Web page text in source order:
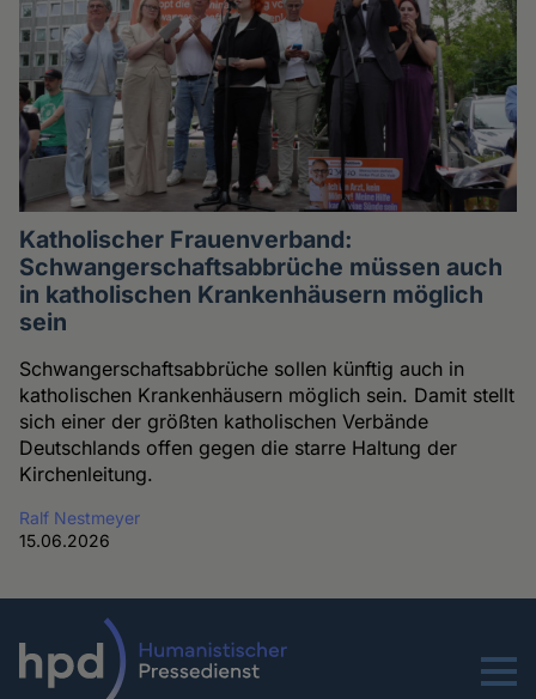
Katholischer Frauenverband:
Schwangerschaftsabbrüche müssen auch
in katholischen Krankenhäusern möglich
sein
Schwangerschaftsabbrüche sollen künftig auch in
katholischen Krankenhäusern möglich sein. Damit stellt
sich einer der größten katholischen Verbände
Deutschlands offen gegen die starre Haltung der
Kirchenleitung.
Ralf Nestmeyer
15.06.2026
Menu